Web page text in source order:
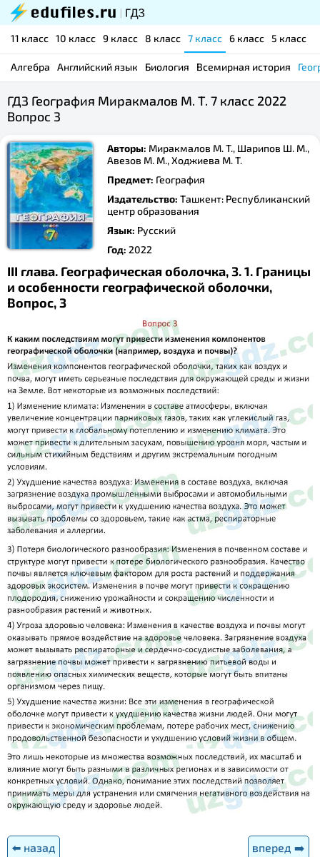
11 класс 10 класс 9 класс 8 класс 7 класс 6 класс 5 класс
Алгебра Английский язык Биология Всемирная история
ГДЗ География Миракмалов М. Т. 7 класс 2022
Вопрос 3
Авторы: Миракмалов М. Т., Шарипов Ш. М.,
Авезов М. М., Ходжиева М. Т.
Предмет: География
Издательство: Ташкент: Республиканский
центр образования
Язык: Русский
Год: 2022
III глава. Географическая оболочка, 3. 1. Границы
и особенности географической оболочки,
Вопрос, 3
⬅️ назад вперед ➡️